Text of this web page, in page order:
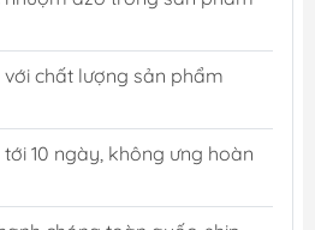
với chất lượng sản phẩm
10 ngày, không ưng hoàn